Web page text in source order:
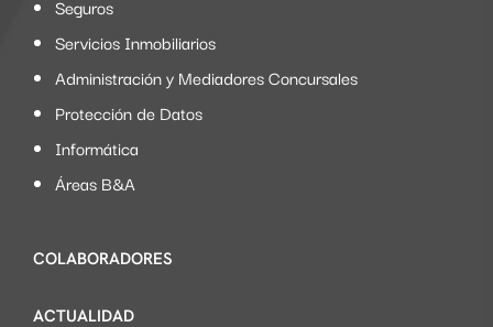
Seguros
Servicios Inmobiliarios
Administración y Mediadores Concursales
Protección de Datos
Informática
Áreas B&A
COLABORADORES
ACTUALIDAD